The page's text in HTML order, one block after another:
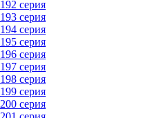
192 серия
193 серия
194 серия
195 серия
196 серия
197 серия
198 серия
199 серия
200 серия